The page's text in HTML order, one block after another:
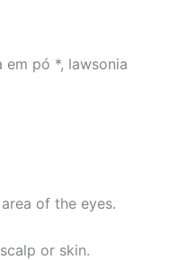
em pó *, lawsonia
of the eyes.
or skin.